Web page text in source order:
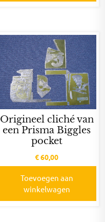
Origineel cliché van
een Prisma Biggles
pocket
€60,00
Toevoegen aan
winkelwagen